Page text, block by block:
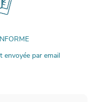
envoyée par email